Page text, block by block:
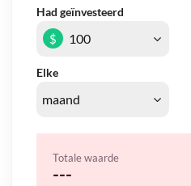
Had geïnvesteerd
Elke
$
Totale waarde
---